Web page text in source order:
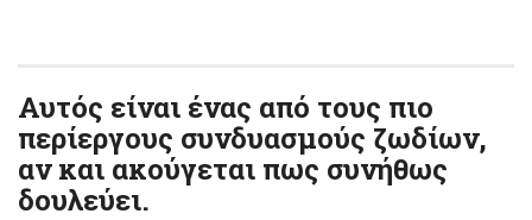
Αυτός είναι ένας από τους πιο
περίεργους συνδυασμούς ζωδίων,
αν και ακούγεται πως συνήθως
δουλεύει.